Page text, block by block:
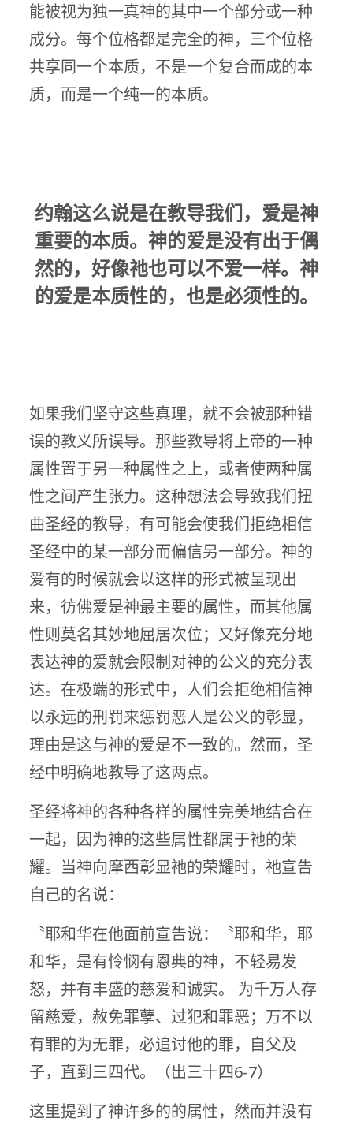
能被视为独一真神的其中一个部分或一种
成分。每个位格都是完全的神，三个位格
共享同一个本质，不是一个复合而成的本
质，而是一个纯一的本质。
约翰这么说是在教导我们，爱是神
重要的本质。神的爱是没有出于偶
然的，好像祂也可以不爱一样。神
的爱是本质性的，也是必须性的。
如果我们坚守这些真理，就不会被那种错
误的教义所误导。那些教导将上帝的一种
属性置于另一种属性之上，或者使两种属
性之间产生张力。这种想法会导致我们扭
曲圣经的教导，有可能会使我们拒绝相信
圣经中的某一部分而偏信另一部分。神的
爱有的时候就会以这样的形式被呈现出
来，彷佛爱是神最主要的属性，而其他属
性则莫名其妙地屈居次位；又好像充分地
表达神的爱就会限制对神的公义的充分表
达。在极端的形式中，人们会拒绝相信神
以永远的刑罚来惩罚恶人是公义的彰显，
理由是这与神的爱是不一致的。然而，圣
经中明确地教导了这两点。
圣经将神的各种各样的属性完美地结合在
一起，因为神的这些属性都属于祂的荣
耀。当神向摩西彰显祂的荣耀时，祂宣告
自己的名说：
〝耶和华在他面前宣告说：〝耶和华，耶
和华，是有怜悯有恩典的神，不轻易发
怒，并有丰盛的慈爱和诚实。 为千万人存
留慈爱，赦免罪孽、过犯和罪恶；万不以
有罪的为无罪，必追讨他的罪，自父及
子，直到三四代。（出三十四6-7）
这里提到了神许多的的属性，然而并没有